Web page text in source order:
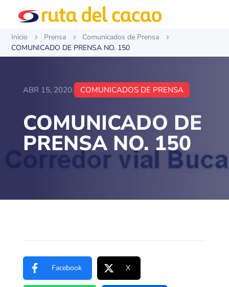
Inicio 5 Prensa 5 Comunicados de Prensa 5
COMUNICADO DE PRENSA NO. 150
ABR 15, 2020| COMUNICADOS DE PRENSA
COMUNICADO DE
PRENSA NO. 150
Facebook X